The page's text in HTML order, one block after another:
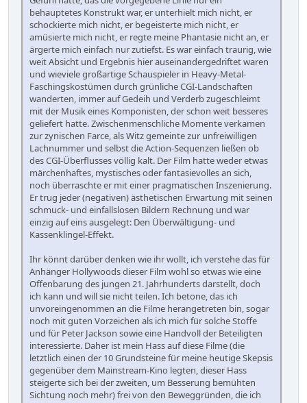
behauptetes Konstrukt war, er unterhielt mich nicht, er
schockierte mich nicht, er begeisterte mich nicht, er
amüsierte mich nicht, er regte meine Phantasie nicht an, er
ärgerte mich einfach nur zutiefst. Es war einfach traurig, wie
weit Absicht und Ergebnis hier auseinandergedriftet waren
und wieviele großartige Schauspieler in Heavy-Metal-
Faschingskostümen durch grünliche CGI-Landschaften
wanderten, immer auf Gedeih und Verderb zugeschleimt
mit der Musik eines Komponisten, der schon weit besseres
geliefert hatte. Zwischenmenschliche Momente verkamen
zur zynischen Farce, als Witz gemeinte zur unfreiwilligen
Lachnummer und selbst die Action-Sequenzen ließen ob
des CGI-Überflusses völlig kalt. Der Film hatte weder etwas
märchenhaftes, mystisches oder fantasievolles an sich,
noch überraschte er mit einer pragmatischen Inszenierung.
Er trug jeder (negativen) ästhetischen Erwartung mit seinen
schmuck- und einfallslosen Bildern Rechnung und war
einzig auf eins ausgelegt: Den Überwältigung- und
Kassenklingel-Effekt.
Ihr könnt darüber denken wie ihr wollt, ich verstehe das für
Anhänger Hollywoods dieser Film wohl so etwas wie eine
Offenbarung des jungen 21. Jahrhunderts darstellt, doch
ich kann und will sie nicht teilen. Ich betone, das ich
unvoreingenommen an die Filme herangetreten bin, sogar
noch mit guten Vorzeichen als ich mich für solche Stoffe
und für Peter Jackson sowie eine Handvoll der Beteiligten
interessierte. Daher ist mein Hass auf diese Filme (die
letztlich einen der 10 Grundsteine für meine heutige Skepsis
gegenüber dem Mainstream-Kino legten, dieser Hass
steigerte sich bei der zweiten, um Besserung bemühten
Sichtung noch mehr) frei von den Beweggründen, die ich